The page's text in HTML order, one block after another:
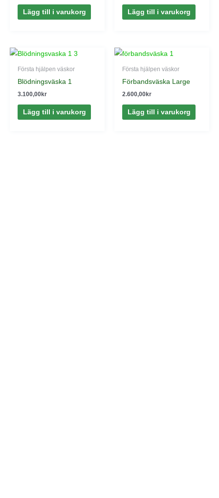
Lägg till i varukorg Lägg till i varukorg
Första hjälpen väskor
Blödningsväska 1
3.100,00kr
Lägg till i varukorg
Första hjälpen väskor
Förbandsväska Large
2.600,00kr
Lägg till i varukorg